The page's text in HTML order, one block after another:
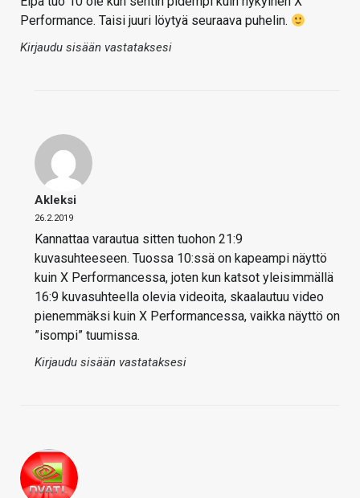
Performance. Taisi juuri löytyä seuraava puhelin.
Kirjaudu sisään vastataksesi
Akleksi
26.2.2019
Kannattaa varautua sitten tuohon 21:9
kuvasuhteeseen. Tuossa 10:ssä on kapeampi näyttö
kuin X Performancessa, joten kun katsot yleisimmällä
16:9 kuvasuhteella olevia videoita, skaalautuu video
pienemmäksi kuin X Performancessa, vaikka näyttö on
”isompi” tuumissa.
Kirjaudu sisään vastataksesi